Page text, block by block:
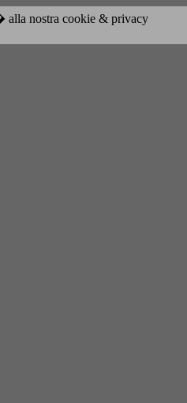
alla nostra cookie & privacy